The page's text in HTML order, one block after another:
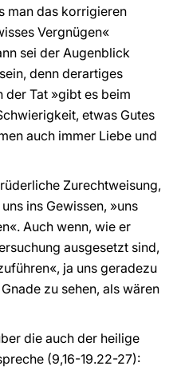
man das korrigieren
Vergnügen«
sei der Augenblick
denn derartiges
der Tat »gibt es beim
etwas Gutes
auch immer Liebe und
Zurechtweisung,
ins Gewissen, »uns
Auch wenn, wie er
ausgesetzt sind,
ja uns geradezu
zu sehen, als wären
die auch der heilige
(9,16-19.22-27):